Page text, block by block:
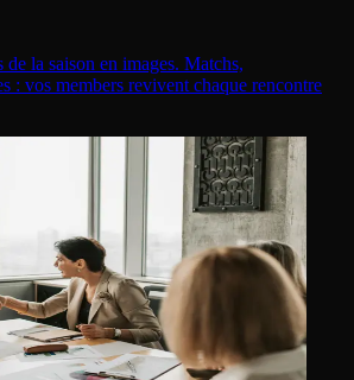
la saison en images. Matchs,
: vos members revivent chaque rencontre